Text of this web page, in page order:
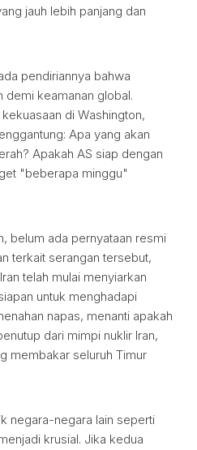
jauh lebih panjang dan
pendiriannya bahwa
demi keamanan global.
di Washington,
Apa yang akan
Apakah AS siap dengan
"beberapa minggu"
belum ada pernyataan resmi
terkait serangan tersebut,
telah mulai menyiarkan
untuk menghadapi
napas, menanti apakah
dari mimpi nuklir Iran,
membakar seluruh Timur
negara-negara lain seperti
krusial. Jika kedua